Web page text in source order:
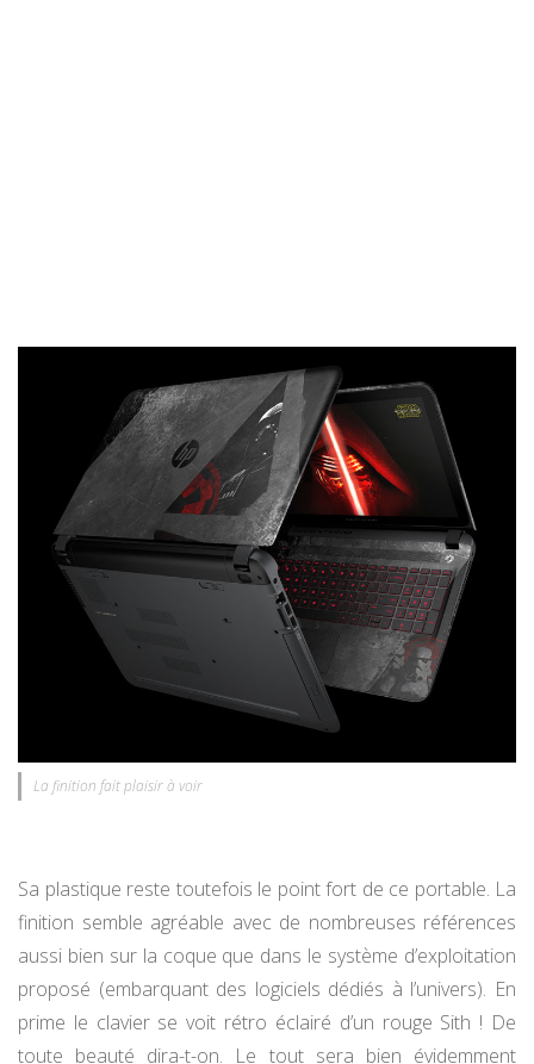
La finition fait plaisir à voir
Sa plastique reste toutefois le point fort de ce portable. La
finition semble agréable avec de nombreuses références
aussi bien sur la coque que dans le système d’exploitation
proposé (embarquant des logiciels dédiés à l’univers). En
prime le clavier se voit rétro éclairé d’un rouge Sith ! De
toute beauté dira-t-on. Le tout sera bien évidemment